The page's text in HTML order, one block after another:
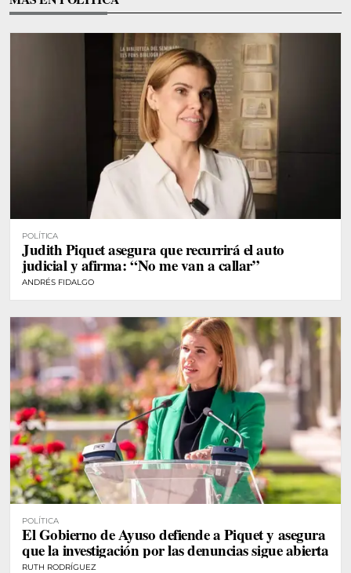
POLÍTICA
Judith Piquet asegura que recurrirá el auto
judicial y afirma: “No me van a callar”
ANDRÉS FIDALGO
POLÍTICA
El Gobierno de Ayuso defiende a Piquet y asegura
que la investigación por las denuncias sigue abierta
RUTH RODRÍGUEZ